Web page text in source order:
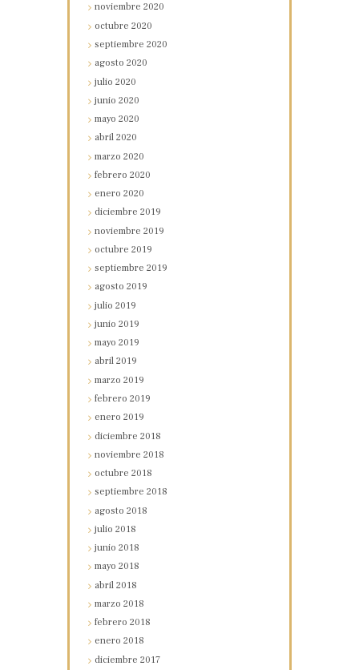
noviembre2020
octubre2020
septiembre2020
agosto2020
julio2020
junio2020
mayo2020
abril2020
marzo2020
febrero2020
enero2020
diciembre2019
noviembre2019
octubre2019
septiembre2019
agosto2019
julio2019
junio2019
mayo2019
abril2019
marzo2019
febrero2019
enero2019
diciembre2018
noviembre2018
octubre2018
septiembre2018
agosto2018
julio2018
junio2018
mayo2018
abril2018
marzo2018
febrero2018
enero2018
diciembre2017